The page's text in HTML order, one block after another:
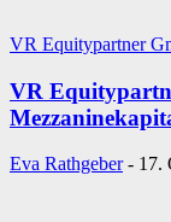
VR Equitypartner
VR
Eva Rathgeber - 17.